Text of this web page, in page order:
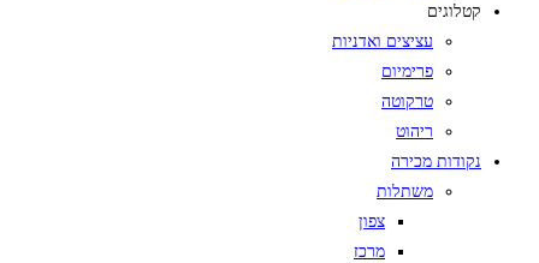
קטלוגים
עציצים ואדניות
פרימיום
טרקוטה
ריהוט
נקודות מכירה
משתלות
צפון
מרכז